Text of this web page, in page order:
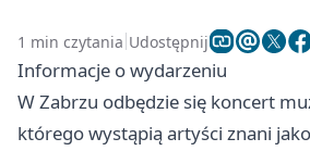
1 min czytania Udostępnij
Informacje o wydarzeniu
W Zabrzu odbędzie się koncert
którego wystąpią artyści znani